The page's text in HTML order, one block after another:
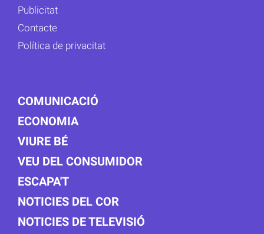
Publicitat
Contacte
Política de privacitat
COMUNICACIÓ
ECONOMIA
VIURE BÉ
VEU DEL CONSUMIDOR
ESCAPA'T
NOTICIES DEL COR
NOTICIES DE TELEVISIÓ